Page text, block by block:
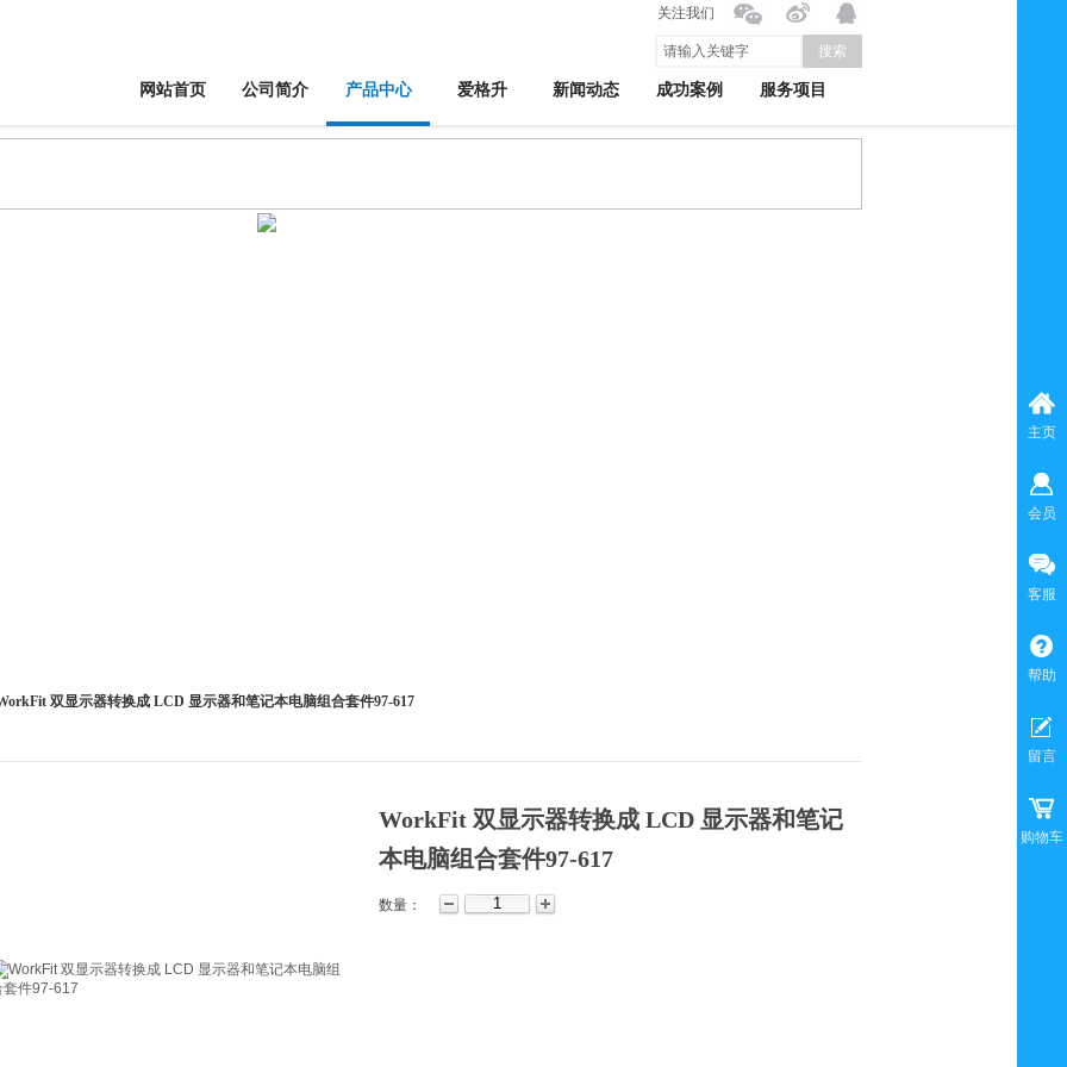
网站首页 公司简介 产品中心 爱格升 新闻动态 成功案例 服务项目
关注我们
搜索
双显示器转换成 LCD 显示器和笔记本电脑组合套件97-617
WorkFit 双显示器转换成 LCD 显示器和笔记
本电脑组合套件97-617
数量：
主页
会员
客服
帮助
留言
购物车